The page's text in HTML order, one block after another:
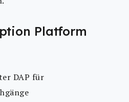
Platform
DAP für